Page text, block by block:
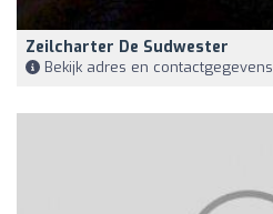
Zeilcharter De Sudwester
Bekijk adres en contactgegevens